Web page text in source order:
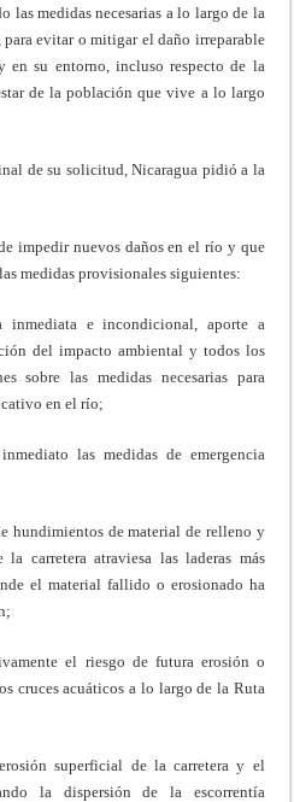
las medidas necesarias a lo largo de la
evitar o mitigar el daño irreparable
en su entorno, incluso respecto de la
de la población que vive a lo largo
de su solicitud, Nicaragua pidió a la
impedir nuevos daños en el río y que
medidas provisionales siguientes:
inmediata e incondicional, aporte a
del impacto ambiental y todos los
sobre las medidas necesarias para
en el río;
las medidas de emergencia
hundimientos de material de relleno y
carretera atraviesa las laderas más
el material fallido o erosionado ha
el riesgo de futura erosión o
cruces acuáticos a lo largo de la Ruta
superficial de la carretera y el
la dispersión de la escorrentía